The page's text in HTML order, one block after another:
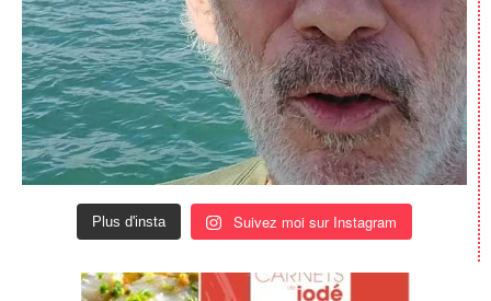
Plus d'insta Suivez moi sur Instagram